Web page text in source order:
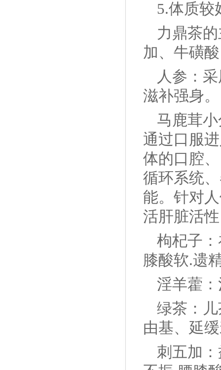
5.体质较
力鼎茶
加、牛磺
人参：
滋补强身。
马鹿茸
通过口服
体的口腔
循环系统
能。针对
活肝脏活
枸杞子
膝酸软.遗
淫羊藿
绿茶：
由基、延
刺五加